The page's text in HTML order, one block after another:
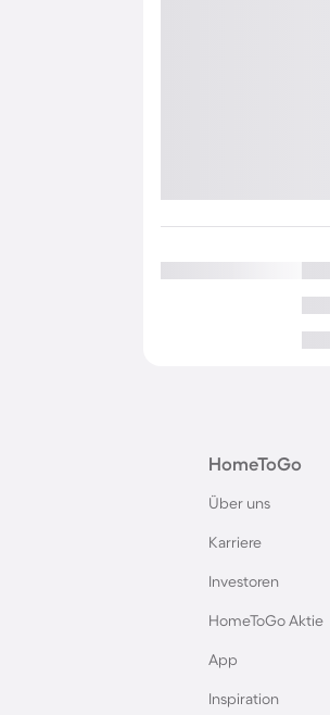
HomeToGo
Über uns
Karriere
Investoren
HomeToGo Aktie
App
Inspiration